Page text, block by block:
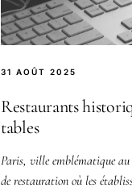
31 AOÛT 2025
Restaurants
tables
Paris, ville emblématique au
de restauration où les